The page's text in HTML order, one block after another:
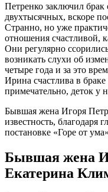
Петренко заключил
двухтысячных, вскоре
Странно, но уже
отношения счастливой,
Они регулярно
возникать слухи об
четыре года и за это
Ирина счастлива в
примечательно, деток у
Бывшая жена Игоря
известность, благодаря
постановке «Горе от
Бывшая жена
Екатерина